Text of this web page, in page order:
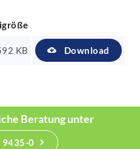
KB Download
Beratung unter
9435-0